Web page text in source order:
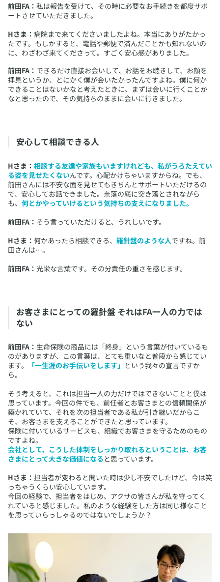
前田FA： 私は報告を受けて、その時に必要なお手続きを都度サポ
ートさせていただきました。
Hさま： 病院まで来てくださいましたよね。本当にありがたかっ
たです。もしかすると、電話や郵便で済んだことかも知れないの
に、わざわざ来てくださって。すごく安心感がありました。
前田FA： できるだけ直接お会いして、お話をお聴きして、お顔を
拝見というか、とにかく僕が会いたかったんですよね。僕に何か
できることはないかなと考えたときに、まずは会いに行くことか
なと思ったので、その気持ちのままに会いに行きました。
安心して相談できる人
Hさま： 相談する友達や家族もいますけれども、私がうろたえてい
る姿を見せたくないんです。心配かけちゃいますからね。でも、
前田さんには不安な面を見せてもきちんとサポートいただけるの
で、安心してお話できました。奈落の底に突き落とされながら
も、 何とかやっていけるという気持ちの支えになりました。
前田FA： そう言っていただけると、うれしいです。
Hさま： 何かあったら相談できる、 羅針盤のような人ですね。前
田さんは…。
前田FA： 光栄な言葉です。その分責任の重さを感じます。
お客さまにとっての羅針盤 それはFA一人の力では
ない
前田FA： 生命保険の商品には「終身」という言葉が付いているも
のがありますが、この言葉は、とても重いなと普段から感じてい
ます。
「一生涯のお手伝いをします」 という我々の宣言ですか
ら。
そう考えると、これは担当一人の力だけではできないことと僕は
思っています。今回の件でも、前任者とお客さまとの信頼関係が
築かれていて、それを次の担当者である私が引き継いだからこ
そ、お客さまを支えることができたと思っています。
保険に付いているサービスも、組織でお客さまを守るためのもの
ですよね。
会社として、こうした体制をしっかり取れるということは、お客
さまにとって大きな価値になると思っています。
Hさま： 担当者が変わると聞いた時は少し不安でしたけど、今は笑
っちゃうくらい安心しています。
今回の経験で、担当者をはじめ、アクサの皆さんが私を守ってく
れていると感じました。私のような経験をした方は同じ様なこと
を思っていらっしゃるのではないでしょうか？